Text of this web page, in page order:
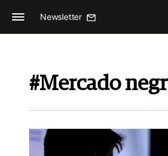
Newsletter
#Mercado